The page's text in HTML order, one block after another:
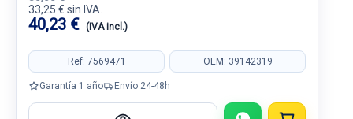
33,25 € sin IVA.
40,23 € (IVA incl.)
Ref: 7569471 OEM: 39142319
Garantía 1 año Envío 24-48h